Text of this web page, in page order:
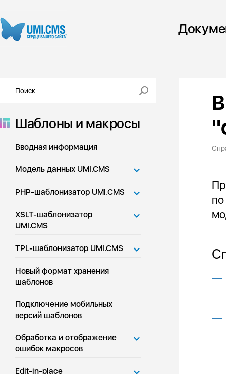
Шаблоны и макросы
Вводная информация
Модель данных UMI.CMS
PHP-шаблонизатор UMI.CMS
XSLT-шаблонизатор
UMI.CMS
TPL-шаблонизатор UMI.CMS
Новый формат хранения
шаблонов
Подключение мобильных
версий шаблонов
Обработка и отображение
ошибок макросов
Edit-in-place